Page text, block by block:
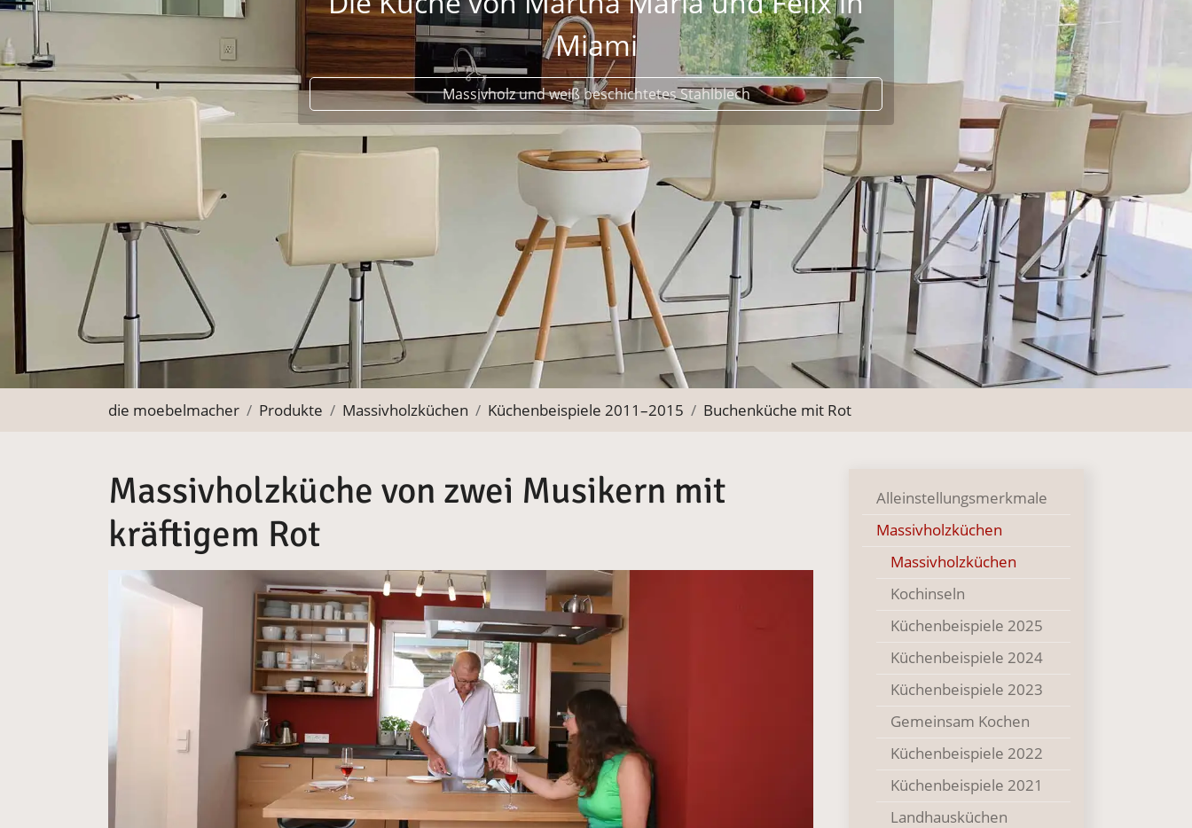
Laras Loft in Düsseldorf mit Fotodruck
Kompletteinrichtung vom Boden bis zur Beleuchtung für Model Lara
die moebelmacher Produkte Massivholzküchen Küchenbeispiele 2011–2015 Buchenküche mit Rot
Alleinstellungsmerkmale
Massivholzküchen
Massivholzküchen
Kochinseln
Küchenbeispiele 2025
Küchenbeispiele 2024
Küchenbeispiele 2023
Gemeinsam Kochen
Küchenbeispiele 2022
Küchenbeispiele 2021
Landhausküchen
Massivholzküche von zwei Musikern mit
kräftigem Rot
Vergrößerte Version anzeigen